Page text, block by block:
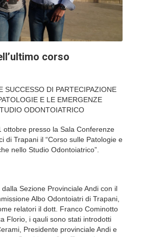
corso
SUCCESSO DI PARTECIPAZIONE
E LE EMERGENZE
ODONTOIATRICO
ottobre presso la Sala Conferenze
di Trapani il “Corso sulle Patologie e
nello Studio Odontoiatrico”.
Sezione Provinciale Andi con il
Albo Odontoiatri di Trapani,
relatori il dott. Franco Cominotto
Florio, i qauli sono stati introdotti
Presidente provinciale Andi e